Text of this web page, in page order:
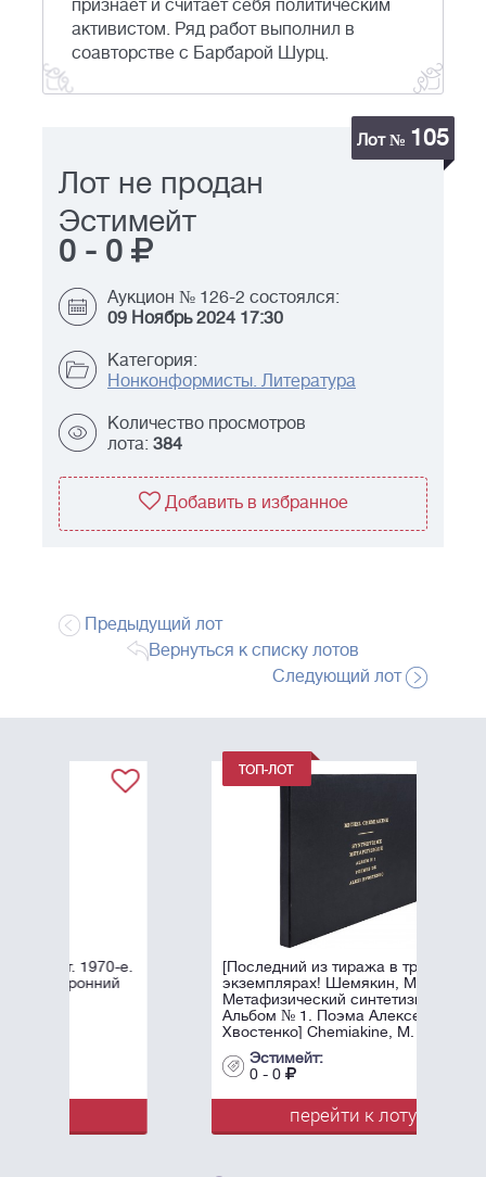
признает и считает себя политическим
активистом. Ряд работ выполнил в
соавторстве с Барбарой Шурц.
Лот № 105
Лот не продан
Эстимейт
0 - 0
Аукцион № 126-2 состоялся:
09 Ноябрь 2024 17:30
Категория:
Нонконформисты. Литература
Количество просмотров
лота: 384
Добавить в избранное
Предыдущий лот
Вернуться к списку лотов
Следующий лот
[Последний из тиража в трех
экземплярах! Шемякин, М.М.
Метафизический синтетизм.
Альбом № 1. Поэма Алексея
Хвостенко] Chemiakine, М.
перейти к лоту